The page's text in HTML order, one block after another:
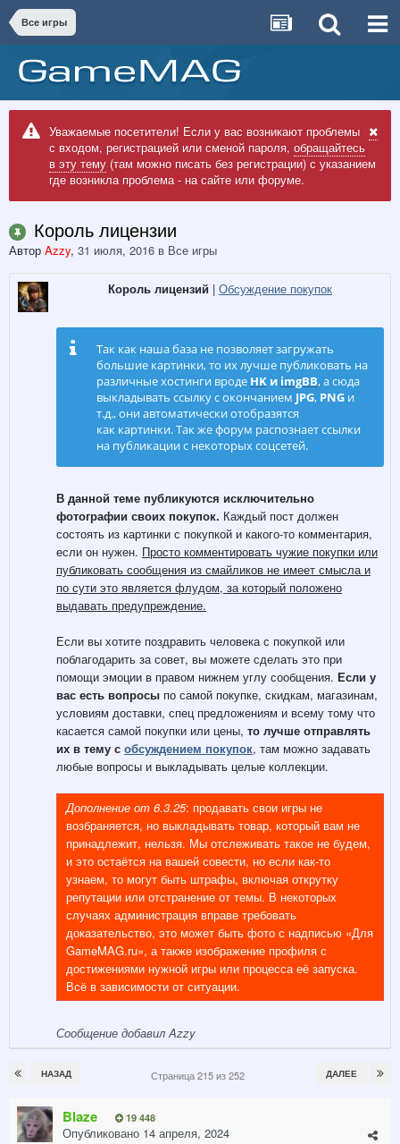
Все игры
Уважаемые посетители! Если у вас возникают проблемы
с входом, регистрацией или сменой пароля, обращайтесь
в эту тему (там можно писать без регистрации) с указанием
где возникла проблема - на сайте или форуме.
Король лицензии
Автор Azzy, 31 июля, 2016 в Все игры
Король лицензий | Обсуждение покупок
Так как наша база не позволяет загружать
большие картинки, то их лучше публиковать на
различные хостинги вроде HK и imgBB,а сюда
выкладывать ссылку с окончанием JPG, PNG и
т.д., они автоматически отобразятся
как картинки. Так же форум распознает ссылки
на публикации с некоторых соцсетей.
В данной теме публикуются исключительно
фотографии своих покупок. Каждый пост должен
состоять из картинки с покупкой и какого-то комментария,
если он нужен. Просто комментировать чужие покупки или
публиковать сообщения из смайликов не имеет смысла и
по сути это является флудом, за который положено
выдавать предупреждение.
Если вы хотите поздравить человека с покупкой или
поблагодарить за совет, вы можете сделать это при
помощи эмоции в правом нижнем углу сообщения. Если у
вас есть вопросы по самой покупке, скидкам, магазинам,
условиям доставки, спец предложениям и всему тому что
касается самой покупки или цены, то лучше отправлять
их в тему с обсуждением покупок, там можно задавать
любые вопросы и выкладывать целые коллекции.
Дополнение от 6.3.25: продавать свои игры не
возбраняется, но выкладывать товар, который вам не
принадлежит, нельзя. Мы отслеживать такое не будем,
и это остаётся на вашей совести, но если как-то
узнаем, то могут быть штрафы, включая открутку
репутации или отстранение от темы. В некоторых
случаях администрация вправе требовать
доказательство, это может быть фото с надписью «Для
GameMAG.ru», а также изображение профиля с
достижениями нужной игры или процесса её запуска.
Всё в зависимости от ситуации.
Сообщение добавил Azzy
НАЗАД ДАЛЕЕ
Страница 215 из 252
Blaze 19 448
Опубликовано 14 апреля, 2024